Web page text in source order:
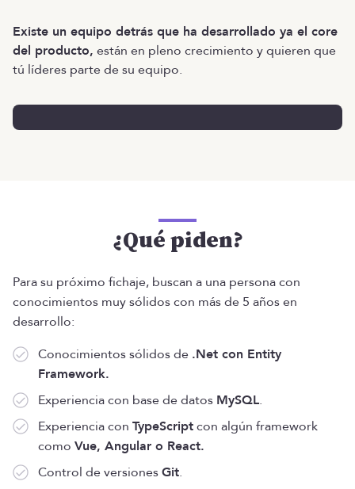
Existe un equipo detrás que ha desarrollado ya el core
del producto, están en pleno crecimiento y quieren que
tú líderes parte de su equipo.
¿Qué piden?
Para su próximo fichaje, buscan a una persona con
conocimientos muy sólidos con más de 5 años en
desarrollo:
Conocimientos sólidos de .Net con Entity
Framework.
Experiencia con base de datos MySQL.
Experiencia con TypeScriptcon algún framework
como Vue, Angular o React.
Control de versionesGit.